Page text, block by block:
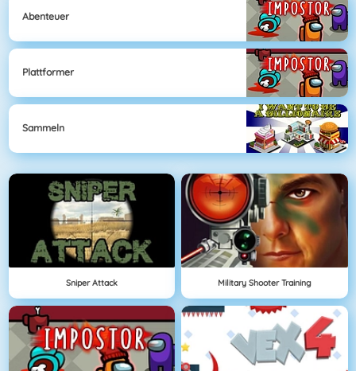
Abenteuer
Plattformer
Sammeln
Sniper Attack Military Shooter Training